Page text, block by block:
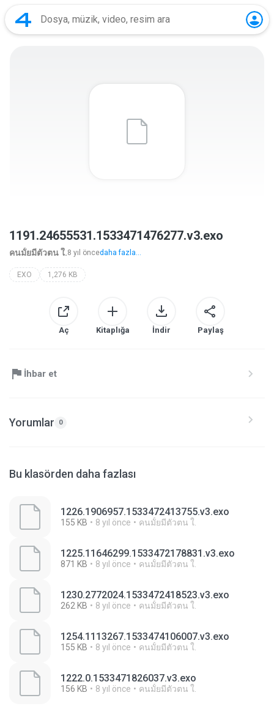
1191.24655531.1533471476277.v3.exo
คนมั้ยมีตัวตน ใ.8 yıl öncedaha fazla...
EXO 1,276 KB
Aç Kitaplığa İndir Paylaş
İhbar et
Yorumlar 0
Bu klasörden daha fazlası
1226.1906957.1533472413755.v3.exo
155 KB 8 yıl önce คนมั้ยมีตัวตน ใ.
1225.11646299.1533472178831.v3.exo
871 KB 8 yıl önce คนมั้ยมีตัวตน ใ.
1230.2772024.1533472418523.v3.exo
262 KB 8 yıl önce คนมั้ยมีตัวตน ใ.
1254.1113267.1533474106007.v3.exo
155 KB 8 yıl önce คนมั้ยมีตัวตน ใ.
1222.0.1533471826037.v3.exo
156 KB 8 yıl önce คนมั้ยมีตัวตน ใ.